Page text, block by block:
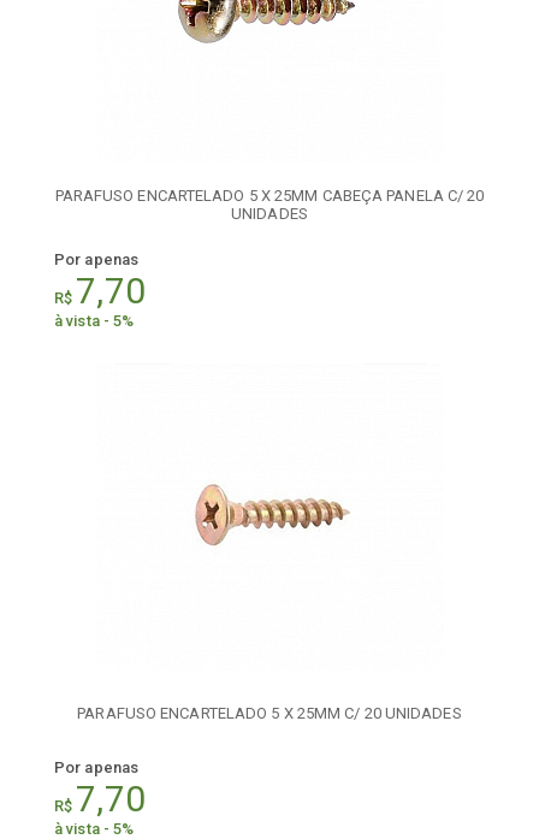
PARAFUSO ENCARTELADO 5 X 25MM CABEÇA PANELA C/ 20
UNIDADES
Por apenas
R$ 7,70
à vista - 5%
PARAFUSO ENCARTELADO 5 X 25MM C/ 20 UNIDADES
Por apenas
R$ 7,70
à vista - 5%